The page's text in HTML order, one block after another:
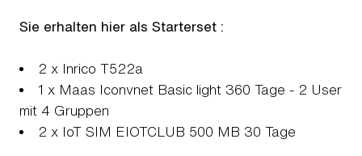
Sie erhalten hier als Starterset :
2 x Inrico T522a
1 x Maas Iconvnet Basic light 360 Tage - 2 User
mit 4 Gruppen
2 x IoT SIM EIOTCLUB 500 MB 30 Tage